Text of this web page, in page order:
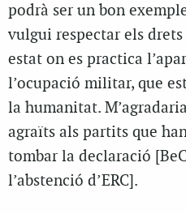
podrà ser un bon
vulgui respectar els drets
estat on es practica
l’ocupació militar, que
la humanitat.
agraïts als partits que
tombar la declaració
l’abstenció d’ERC].